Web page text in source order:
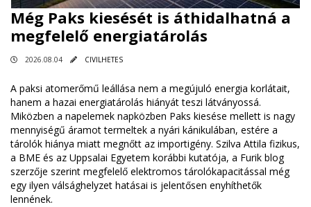
Még Paks kiesését is áthidalhatná a
megfelelő energiatárolás
2026.08.04 CIVILHETES
A paksi atomerőmű leállása nem a megújuló energia korlátait,
hanem a hazai energiatárolás hiányát teszi látványossá.
Miközben a napelemek napközben Paks kiesése mellett is nagy
mennyiségű áramot termeltek a nyári kánikulában, estére a
tárolók hiánya miatt megnőtt az importigény. Szilva Attila fizikus,
a BME és az Uppsalai Egyetem korábbi kutatója, a Furik blog
szerzője szerint megfelelő elektromos tárolókapacitással még
egy ilyen válsághelyzet hatásai is jelentősen enyhíthetők
lennének.